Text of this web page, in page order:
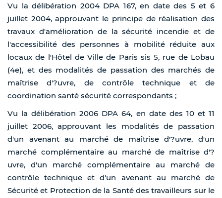
Vu la délibération 2004 DPA 167, en date des 5 et 6
juillet 2004, approuvant le principe de réalisation des
travaux d'amélioration de la sécurité incendie et de
l'accessibilité des personnes à mobilité réduite aux
locaux de l'Hôtel de Ville de Paris sis 5, rue de Lobau
(4e), et des modalités de passation des marchés de
maîtrise d'?uvre, de contrôle technique et de
coordination santé sécurité correspondants ;
Vu la délibération 2006 DPA 64, en date des 10 et 11
juillet 2006, approuvant les modalités de passation
d'un avenant au marché de maîtrise d'?uvre, d'un
marché complémentaire au marché de maîtrise d'?
uvre, d'un marché complémentaire au marché de
contrôle technique et d'un avenant au marché de
Sécurité et Protection de la Santé des travailleurs sur le